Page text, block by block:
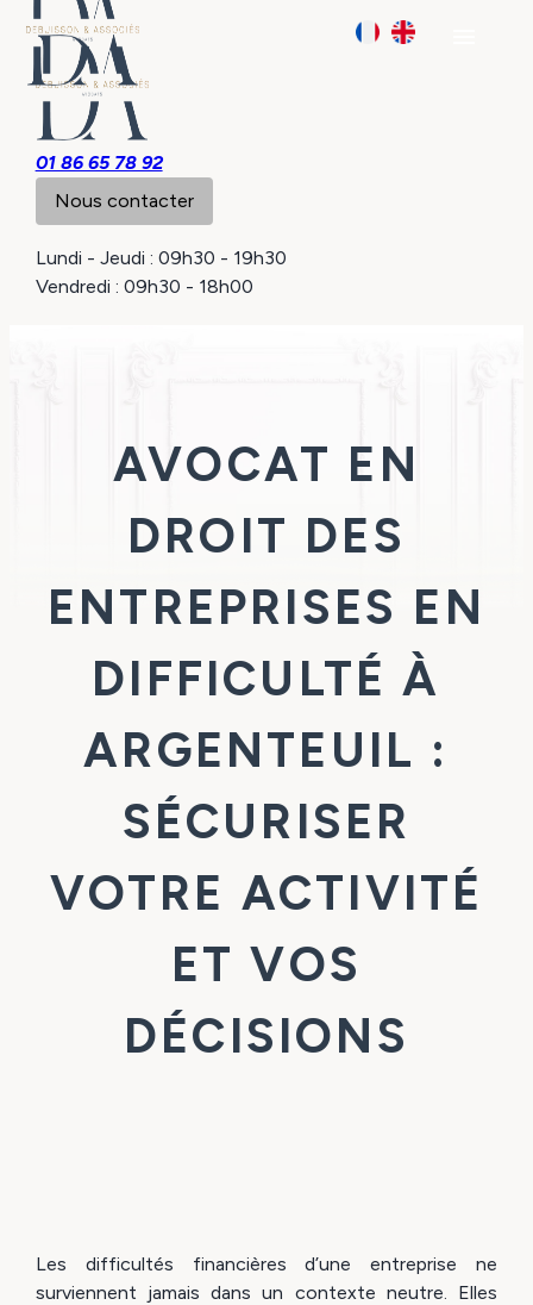
01 86 65 78 92
Nous contacter
Lundi - Jeudi : 09h30 - 19h30
Vendredi : 09h30 - 18h00
AVOCAT EN
DROIT DES
ENTREPRISES EN
DIFFICULTÉ À
ARGENTEUIL :
SÉCURISER
VOTRE ACTIVITÉ
ET VOS
DÉCISIONS
Les difficultés financières d’une entreprise ne
surviennent jamais dans un contexte neutre. Elles
Panneau de gestion des cookies